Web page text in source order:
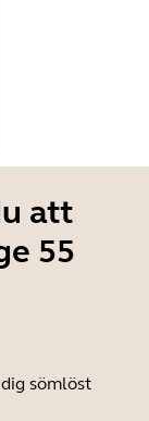
att
55
sömlöst